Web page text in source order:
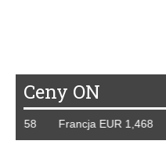
Ceny ON
Francja EUR 1,468